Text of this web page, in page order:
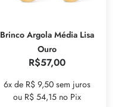
Brinco Argola Média Lisa
Ouro
R$57,00
6x de R$ 9,50 sem juros
ou R$ 54,15 no Pix